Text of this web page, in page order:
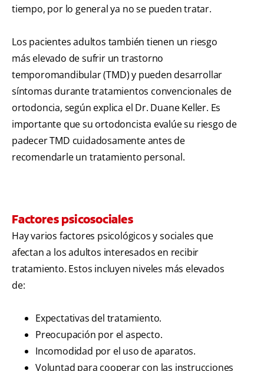
tiempo, por lo general ya no se pueden tratar.
Los pacientes adultos también tienen un riesgo
más elevado de sufrir un trastorno
temporomandibular (TMD) y pueden desarrollar
síntomas durante tratamientos convencionales de
ortodoncia, según explica el Dr. Duane Keller. Es
importante que su ortodoncista evalúe su riesgo de
padecer TMD cuidadosamente antes de
recomendarle un tratamiento personal.
Factores psicosociales
Hay varios factores psicológicos y sociales que
afectan a los adultos interesados en recibir
tratamiento. Estos incluyen niveles más elevados
de:
Expectativas del tratamiento.
Preocupación por el aspecto.
Incomodidad por el uso de aparatos.
Voluntad para cooperar con las instrucciones